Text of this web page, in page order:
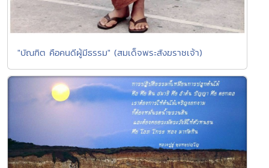
"บัณฑิต คือคนดีผู้มีธรรม" (สมเด็จพระสังฆราชเจ้า)